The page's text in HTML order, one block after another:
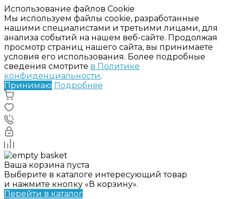
Использование файлов Cookie
Мы используем файлы cookie, разработанные
нашими специалистами и третьими лицами, для
анализа событий на нашем веб-сайте. Продолжая
просмотр страниц нашего сайта, вы принимаете
условия его использования. Более подробные
сведения смотрите в Политике
конфиденциальности.
Принимаю Подробнее
Ваша корзина пуста
Выберите в каталоге интересующий товар
и нажмите кнопку «В корзину».
Перейти в каталог